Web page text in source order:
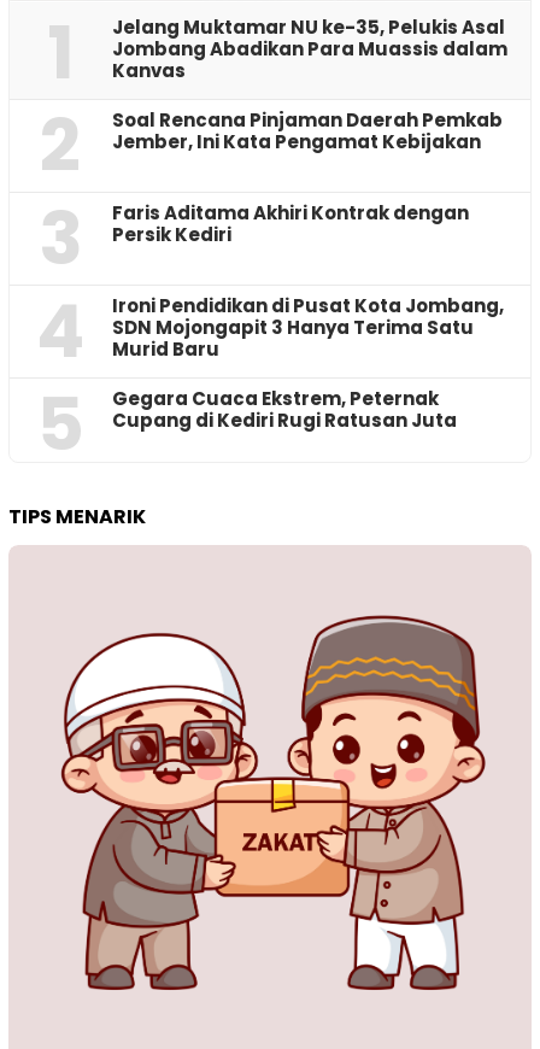
1
Jelang Muktamar NU ke-35, Pelukis Asal
Jombang Abadikan Para Muassis dalam
Kanvas
2
‎Soal Rencana Pinjaman Daerah Pemkab
Jember, Ini Kata Pengamat Kebijakan ‎
3
Faris Aditama Akhiri Kontrak dengan
Persik Kediri
4
Ironi Pendidikan di Pusat Kota Jombang,
SDN Mojongapit 3 Hanya Terima Satu
Murid Baru
5
‎Gegara Cuaca Ekstrem, Peternak
Cupang di Kediri Rugi Ratusan Juta
TIPS MENARIK